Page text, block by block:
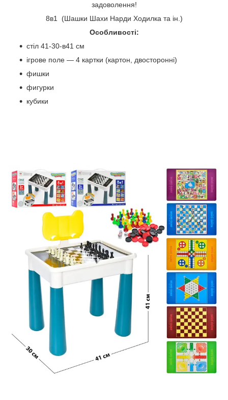
задоволення!
8в1 (Шашки Шахи Нарди Ходилка та ін.)
Особливості:
стіл 41-30-в41 см
ігрове поле — 4 картки (картон, двосторонні)
фишки
фигурки
кубики